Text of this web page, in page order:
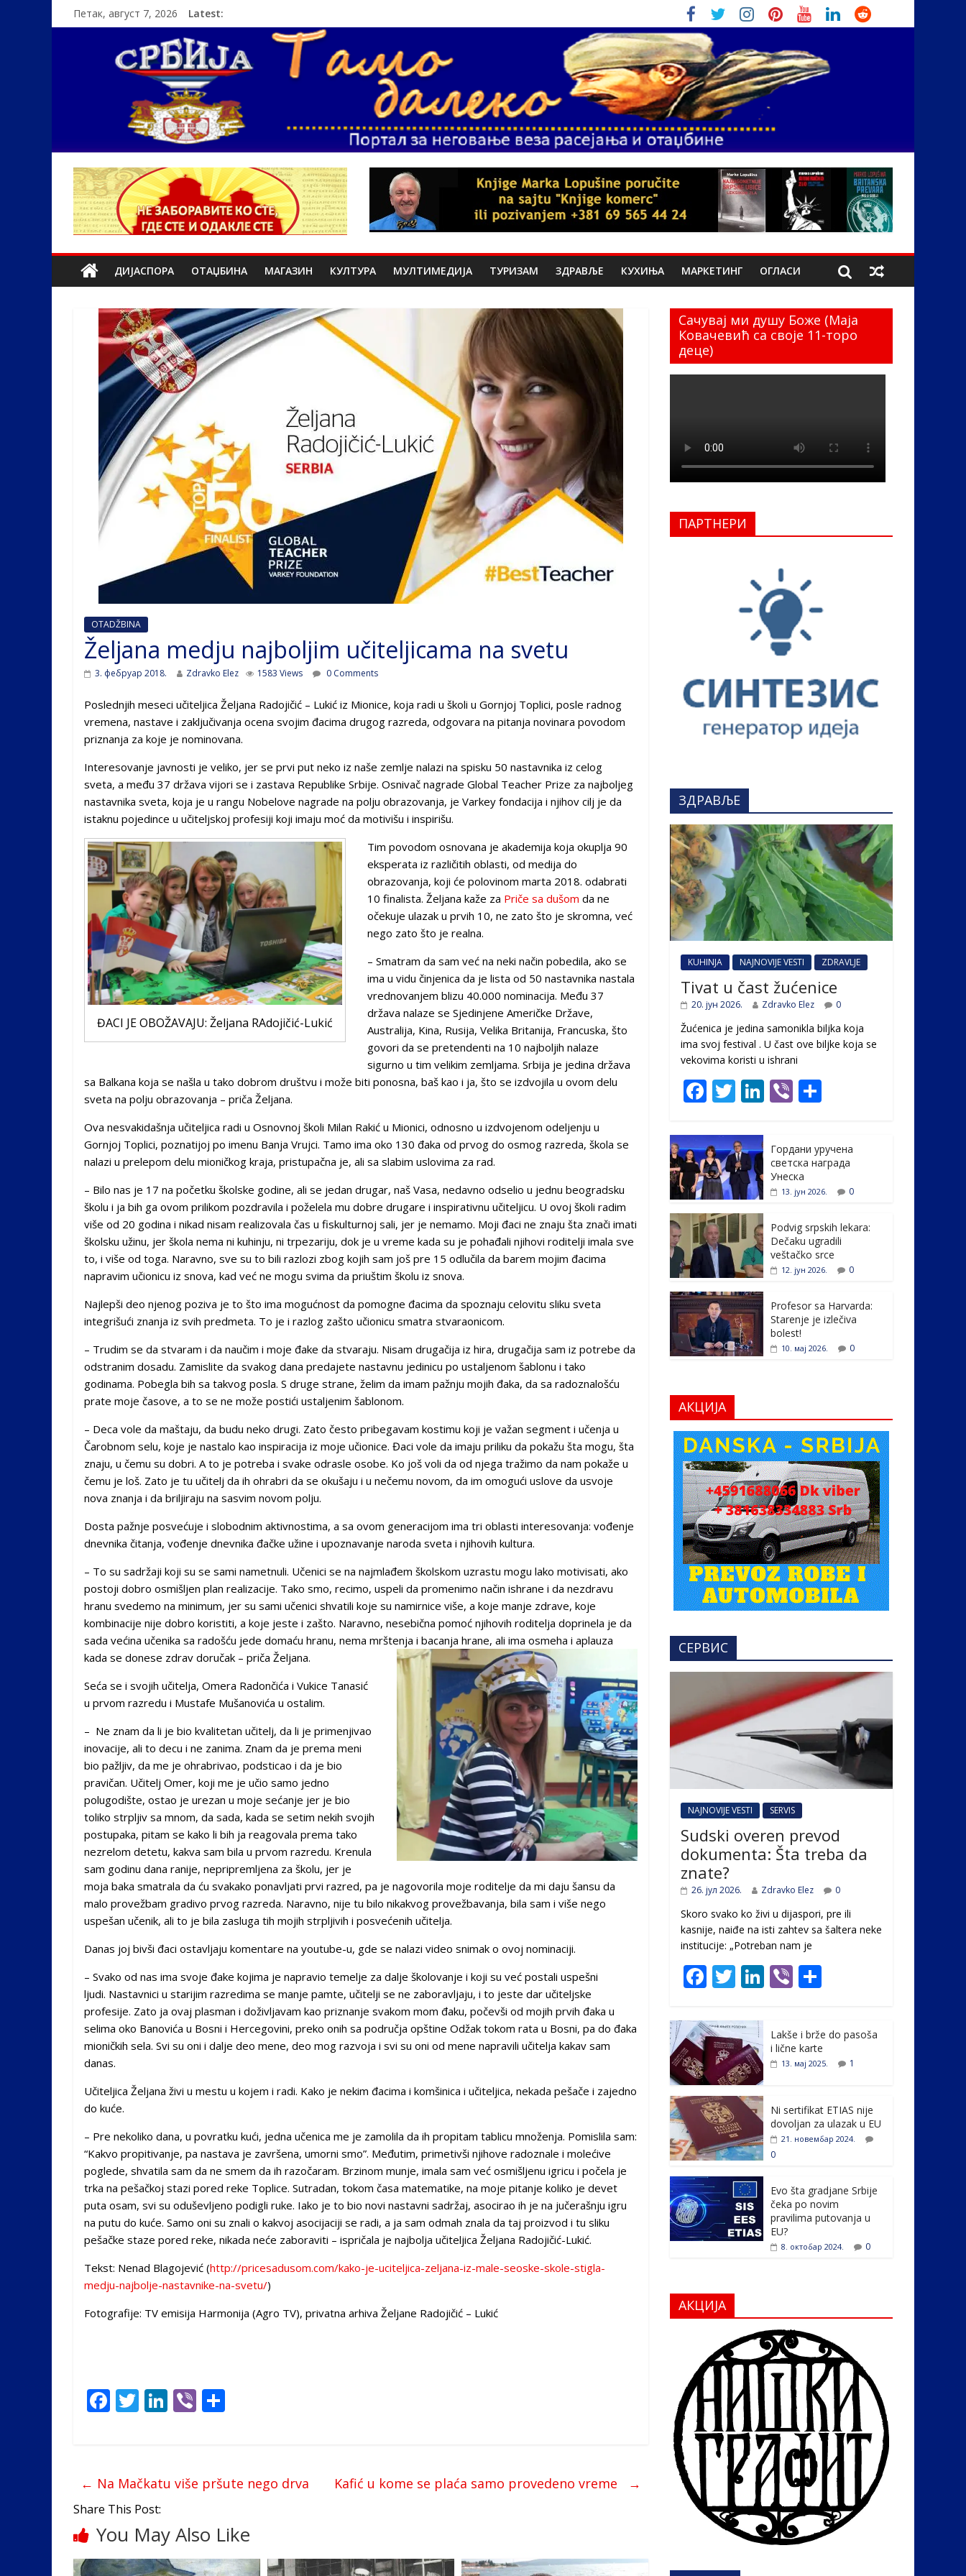
Петак, август 7, 2026 Latest:
ДИЈАСПОРА ОТАЏБИНА МАГАЗИН КУЛТУРА МУЛТИМЕДИЈА ТУРИЗАМ ЗДРАВЉЕ КУХИЊА МАРКЕТИНГ ОГЛАСИ
OTADŽBINA
Željana medju najboljim učiteljicama na svetu
3. фебруар 2018. Zdravko Elez 1583 Views 0 Comments
Poslednjih meseci učiteljica Željana Radojičić – Lukić iz Mionice, koja radi u školi u Gornjoj Toplici, posle radnog
vremena, nastave i zaključivanja ocena svojim đacima drugog razreda, odgovara na pitanja novinara povodom
priznanja za koje je nominovana.
Interesovanje javnosti je veliko, jer se prvi put neko iz naše zemlje nalazi na spisku 50 nastavnika iz celog
sveta, a među 37 država vijori se i zastava Republike Srbije. Osnivač nagrade Global Teacher Prize za najboljeg
nastavnika sveta, koja je u rangu Nobelove nagrade na polju obrazovanja, je Varkey fondacija i njihov cilj je da
istaknu pojedince u učiteljskoj profesiji koji imaju moć da motivišu i inspirišu.
ĐACI JE OBOŽAVAJU: Željana RAdojičić-Lukić
Tim povodom osnovana je akademija koja okuplja 90
eksperata iz različitih oblasti, od medija do
obrazovanja, koji će polovinom marta 2018. odabrati
10 finalista. Željana kaže za Priče sa dušom da ne
očekuje ulazak u prvih 10, ne zato što je skromna, već
nego zato što je realna.
– Smatram da sam već na neki način pobedila, ako se
ima u vidu činjenica da je lista od 50 nastavnika nastala
vrednovanjem blizu 40.000 nominacija. Među 37
država nalaze se Sjedinjene Američke Države,
Australija, Kina, Rusija, Velika Britanija, Francuska, što
govori da se pretendenti na 10 najboljih nalaze
sigurno u tim velikim zemljama. Srbija je jedina država
sa Balkana koja se našla u tako dobrom društvu i može biti ponosna, baš kao i ja, što se izdvojila u ovom delu
sveta na polju obrazovanja – priča Željana.
Ova nesvakidašnja učiteljica radi u Osnovnoj školi Milan Rakić u Mionici, odnosno u izdvojenom odeljenju u
Gornjoj Toplici, poznatijoj po imenu Banja Vrujci. Tamo ima oko 130 đaka od prvog do osmog razreda, škola se
nalazi u prelepom delu mioničkog kraja, pristupačna je, ali sa slabim uslovima za rad.
– Bilo nas je 17 na početku školske godine, ali se jedan drugar, naš Vasa, nedavno odselio u jednu beogradsku
školu i ja bih ga ovom prilikom pozdravila i poželela mu dobre drugare i inspirativnu učiteljicu. U ovoj školi radim
više od 20 godina i nikad nisam realizovala čas u fiskulturnoj sali, jer je nemamo. Moji đaci ne znaju šta znači imati
školsku užinu, jer škola nema ni kuhinju, ni trpezariju, dok je u vreme kada su je pohađali njihovi roditelji imala sve
to, i više od toga. Naravno, sve su to bili razlozi zbog kojih sam još pre 15 odlučila da barem mojim đacima
napravim učionicu iz snova, kad već ne mogu svima da priuštim školu iz snova.
Najlepši deo njenog poziva je to što ima mogućnost da pomogne đacima da spoznaju celovitu sliku sveta
integrišući znanja iz svih predmeta. To je i razlog zašto učionicu smatra stvaraonicom.
– Trudim se da stvaram i da naučim i moje đake da stvaraju. Nisam drugačija iz hira, drugačija sam iz potrebe da
odstranim dosadu. Zamislite da svakog dana predajete nastavnu jedinicu po ustaljenom šablonu i tako
godinama. Pobegla bih sa takvog posla. S druge strane, želim da imam pažnju mojih đaka, da sa radoznalošću
prate moje časove, a to se ne može postići ustaljenim šablonom.
– Deca vole da maštaju, da budu neko drugi. Zato često pribegavam kostimu koji je važan segment i učenja u
Čarobnom selu, koje je nastalo kao inspiracija iz moje učionice. Đaci vole da imaju priliku da pokažu šta mogu, šta
znaju, u čemu su dobri. A to je potreba i svake odrasle osobe. Ko još voli da od njega tražimo da nam pokaže u
čemu je loš. Zato je tu učitelj da ih ohrabri da se okušaju i u nečemu novom, da im omogući uslove da usvoje
nova znanja i da briljiraju na sasvim novom polju.
Dosta pažnje posvećuje i slobodnim aktivnostima, a sa ovom generacijom ima tri oblasti interesovanja: vođenje
dnevnika čitanja, vođenje dnevnika đačke užine i upoznavanje naroda sveta i njihovih kultura.
– To su sadržaji koji su se sami nametnuli. Učenici se na najmlađem školskom uzrastu mogu lako motivisati, ako
postoji dobro osmišljen plan realizacije. Tako smo, recimo, uspeli da promenimo način ishrane i da nezdravu
hranu svedemo na minimum, jer su sami učenici shvatili koje su namirnice više, a koje manje zdrave, koje
kombinacije nije dobro koristiti, a koje jeste i zašto. Naravno, nesebična pomoć njihovih roditelja doprinela je da
sada većina učenika sa radošću jede domaću hranu, nema mrštenja i bacanja hrane, ali ima osmeha i aplauza
kada se donese zdrav doručak – priča Željana.
Seća se i svojih učitelja, Omera Radončića i Vukice Tanasić
u prvom razredu i Mustafe Mušanovića u ostalim.
– Ne znam da li je bio kvalitetan učitelj, da li je primenjivao
inovacije, ali to decu i ne zanima. Znam da je prema meni
bio pažljiv, da me je ohrabrivao, podsticao i da je bio
pravičan. Učitelj Omer, koji me je učio samo jedno
polugodište, ostao je urezan u moje sećanje jer je bio
toliko strpljiv sa mnom, da sada, kada se setim nekih svojih
postupaka, pitam se kako li bih ja reagovala prema tako
nezrelom detetu, kakva sam bila u prvom razredu. Krenula
sam godinu dana ranije, nepripremljena za školu, jer je
moja baka smatrala da ću svakako ponavljati prvi razred, pa je nagovorila moje roditelje da mi daju šansu da
malo provežbam gradivo prvog razreda. Naravno, nije tu bilo nikakvog provežbavanja, bila sam i više nego
uspešan učenik, ali to je bila zasluga tih mojih strpljivih i posvećenih učitelja.
Danas joj bivši đaci ostavljaju komentare na youtube-u, gde se nalazi video snimak o ovoj nominaciji.
– Svako od nas ima svoje đake kojima je napravio temelje za dalje školovanje i koji su već postali uspešni
ljudi. Nastavnici u starijim razredima se manje pamte, učitelji se ne zaboravljaju, i to jeste dar učiteljske
profesije. Zato ja ovaj plasman i doživljavam kao priznanje svakom mom đaku, počevši od mojih prvih đaka u
selima oko Banovića u Bosni i Hercegovini, preko onih sa područja opštine Odžak tokom rata u Bosni, pa do đaka
mioničkih sela. Svi su oni i dalje deo mene, deo mog razvoja i svi su oni od mene napravili učitelja kakav sam
danas.
Učiteljica Željana živi u mestu u kojem i radi. Kako je nekim đacima i komšinica i učiteljica, nekada pešače i zajedno
do kuće.
– Pre nekoliko dana, u povratku kući, jedna učenica me je zamolila da ih propitam tablicu množenja. Pomislila sam:
“Kakvo propitivanje, pa nastava je završena, umorni smo”. Međutim, primetivši njihove radoznale i molećive
poglede, shvatila sam da ne smem da ih razočaram. Brzinom munje, imala sam već osmišljenu igricu i počela je
trka na pešačkoj stazi pored reke Toplice. Sutradan, tokom časa matematike, na moje pitanje koliko je devet
puta osam, svi su oduševljeno podigli ruke. Iako je to bio novi nastavni sadržaj, asocirao ih je na jučerašnju igru
na putu do kuće. Samo oni su znali o kakvoj asocijaciji se radi, a ja sam odmah znala da taj proizvod i tu sliku
pešačke staze pored reke, nikada neće zaboraviti – ispričala je najbolja učiteljica Željana Radojičić-Lukić.
Tekst: Nenad Blagojević (http://pricesadusom.com/kako-je-uciteljica-zeljana-iz-male-seoske-skole-stigla-
medju-najbolje-nastavnike-na-svetu/)
Fotografije: TV emisija Harmonija (Agro TV), privatna arhiva Željane Radojičić – Lukić
F
ac
o
o
k
T
w
Li
n
dI
Vi
b
← Na Mačkatu više pršute nego drva Kafić u kome se plaća samo provedeno vreme →
Share This Post:
You May Also Like
Сачувај ми душу Боже (Маја
Ковачевић са своје 11-торо
деце)
ПАРТНЕРИ
ЗДРАВЉЕ
KUHINJA NAJNOVIJE VESTI ZDRAVLJE
Tivat u čast žućenice
20. јун 2026. Zdravko Elez 0
Žućenica je jedina samonikla biljka koja
ima svoj festival . U čast ovе biljke koja se
vekovima koristi u ishrani
F
e
b
o
o
k
T
itt
er
Li
e
dI
n
Vi
e
Гордани уручена
светска награда
Унеска
13. јун 2026. 0
Podvig srpskih lekara:
Dečaku ugradili
veštačko srce
12. јун 2026. 0
Profesor sa Harvarda:
Starenje je izlečiva
bolest!
10. мај 2026. 0
АКЦИЈА
СЕРВИС
NAJNOVIJE VESTI SERVIS
Sudski overen prevod
dokumenta: Šta treba da
znate?
26. јул 2026. Zdravko Elez 0
Skoro svako ko živi u dijaspori, pre ili
kasnije, naiđe na isti zahtev sa šaltera neke
institucije: „Potreban nam je
F
e
b
o
o
k
T
itt
er
Li
e
dI
Vi
er ar
e
Lakše i brže do pasoša
i lične karte
13. мај 2025. 1
Ni sertifikat ETIAS nije
dovoljan za ulazak u EU
21. новембар 2024.
0
Evo šta gradjane Srbije
čeka po novim
pravilima putovanja u
EU?
8. октобар 2024. 0
АКЦИЈА